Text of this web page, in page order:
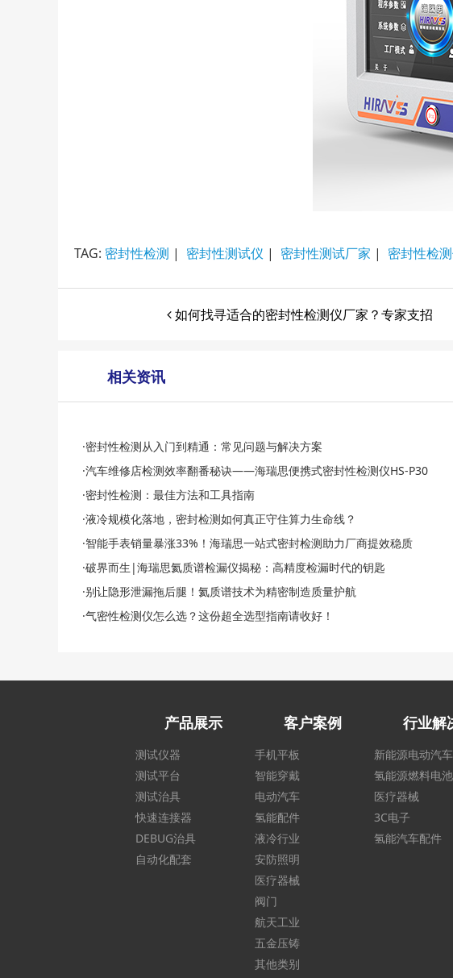
TAG: 密封性检测 | 密封性测试仪 | 密封性测试厂家 | 密封性检
如何找寻适合的密封性检测仪厂家？专家支招
相关资讯
·密封性检测从入门到精通：常见问题与解决方案
·汽车维修店检测效率翻番秘诀——海瑞思便携式密封性检测仪HS-P30
·密封性检测：最佳方法和工具指南
·液冷规模化落地，密封检测如何真正守住算力生命线？
·智能手表销量暴涨33%！海瑞思一站式密封检测助力厂商提效稳质
·破界而生|海瑞思氦质谱检漏仪揭秘：高精度检漏时代的钥匙
·别让隐形泄漏拖后腿！氦质谱技术为精密制造质量护航
·气密性检测仪怎么选？这份超全选型指南请收好！
产品展示
测试仪器
测试平台
测试治具
快速连接器
DEBUG治具
自动化配套
客户案例
手机平板
智能穿戴
电动汽车
氢能配件
液冷行业
安防照明
医疗器械
阀门
航天工业
五金压铸
其他类别
行业解
新能源电动汽车
氢能源燃料电
医疗器械
3C电子
氢能汽车配件